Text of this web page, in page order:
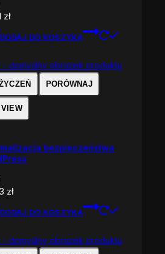
zł
DODAJ DO KOSZYKA
PORÓWNAJ
bezpieczeństwa
zł
DODAJ DO KOSZYKA